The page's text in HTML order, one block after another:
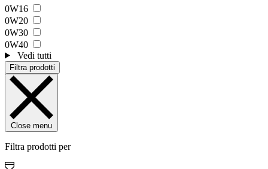
0W16
0W20
0W30
0W40
Vedi tutti
Filtra prodotti
Close menu
Filtra prodotti per